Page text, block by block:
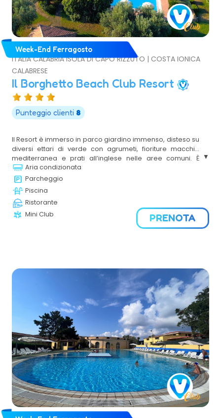
Week-End Ferragosto
ITALIA CALABRIA ISOLA DI CAPO RIZZUTO | COSTA IONICA
CALABRESE
Il Borghetto Beach Club Resort
Punteggio clienti 8
Il Resort è immerso in parco giardino immenso, disteso su
diversi ettari di verde con agrumeti, fioriture macchia
mediterranea e prati all’inglese nelle aree comuni. È
situato in posizione privilegiata, in un’oasi di naturale di
sabbia fine, con mare a fondale basso effetto laguna,
protetta da vegetazione e racchiusa tra scogliere. Il
Resort è composto da un grande viale di entrata alberato
che porta alla Club House dove è posizionato il
ricevimento e dove il relax si consuma nelle sale
soggiorno rifinite con estrema cura e dall’atmosfera
Aria condizionata
Parcheggio
Piscina
Ristorante
Mini Club
PRENOTA